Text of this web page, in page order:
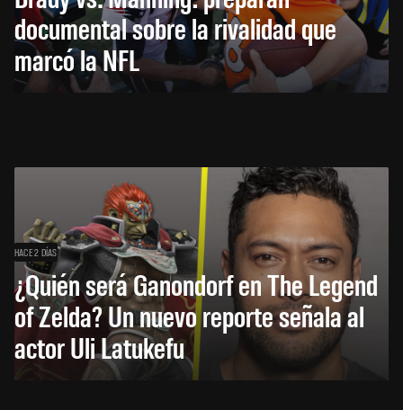
documental sobre la rivalidad que
marcó la NFL
HACE 2 DÍAS
¿Quién será Ganondorf en The Legend
of Zelda? Un nuevo reporte señala al
actor Uli Latukefu